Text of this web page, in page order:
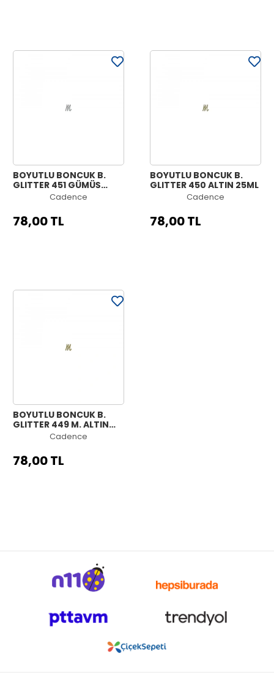
BOYUTLU BONCUK B.
GLITTER 451 GÜMÜŞ
Cadence
78,00 TL
BOYUTLU BONCUK B.
GLITTER 450 ALTIN 25ML
Cadence
78,00 TL
BOYUTLU BONCUK B.
GLITTER 449 M. ALTIN
Cadence
78,00 TL